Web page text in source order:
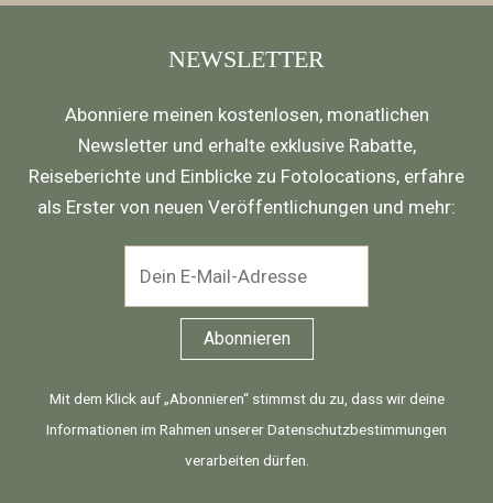
r
o
l
e
n
)
*
NEWSLETTER
Abonniere meinen kostenlosen, monatlichen
Newsletter und erhalte exklusive Rabatte,
Reiseberichte und Einblicke zu Fotolocations, erfahre
als Erster von neuen Veröffentlichungen und mehr:
Mit dem Klick auf „Abonnieren“ stimmst du zu, dass wir deine
Informationen im Rahmen unsererDatenschutzbestimmungen
verarbeiten dürfen.